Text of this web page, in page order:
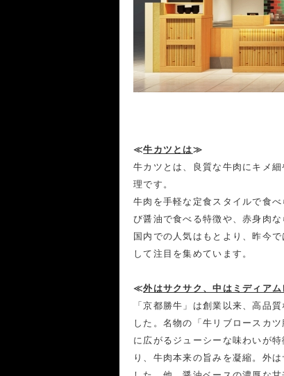
≪牛カツとは≫
牛カツとは、良質な牛肉にキメ
理です。
牛肉を手軽な定食スタイルで食
び醤油で食べる特徴や、赤身肉
国内での人気はもとより、昨今
して注目を集めています。
≪外はサクサク、中はミディア
「京都勝牛」は創業以来、高品
した。名物の「牛リブロースカ
に広がるジューシーな味わいが
り、牛肉本来の旨みを凝縮。外